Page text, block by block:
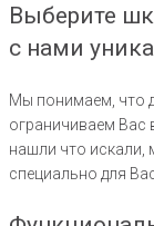
Выберите
с нами
Мы понимаем, что
ограничиваем Вас
нашли что искали,
специально для